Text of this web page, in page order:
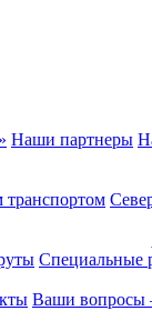
Наши партнеры
транспортом
Специальные
Ваши вопросы